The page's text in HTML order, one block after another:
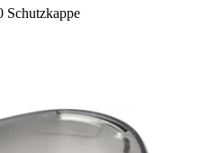
Schutzkappe